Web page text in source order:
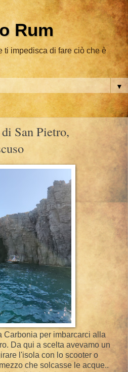
Rum
ti impedisca di fare ciò che è
▼
San Pietro,
Carbonia per imbarcarci alla
Da qui a scelta avevamo un
l'isola con lo scooter o
che solcasse le acque..